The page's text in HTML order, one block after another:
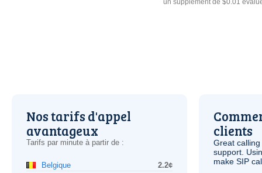
un supplément de $0.01
Nos tarifs d'appel
avantageux
Tarifs par minute à partir de :
Belgique
2.2¢
clients
Great
support.
make SIP